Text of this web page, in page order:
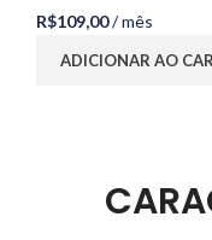
R$109,00/ mês
ADICIONAR AO